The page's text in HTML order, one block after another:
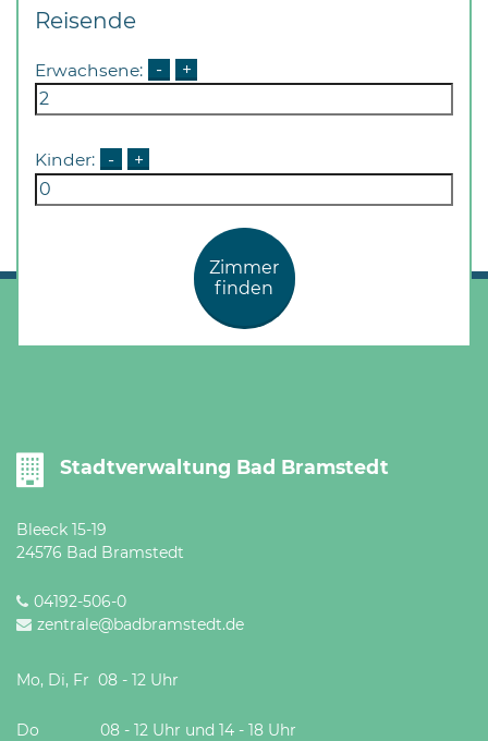
Reisende
Erwachsene: - +
Kinder: - +
Zimmer
finden
Stadtverwaltung Bad Bramstedt
Bleeck 15-19
24576 Bad Bramstedt
04192-506-0
zentrale@badbramstedt.de
Mo, Di, Fr 08 - 12 Uhr
Do 08 - 12 Uhr und 14 - 18 Uhr